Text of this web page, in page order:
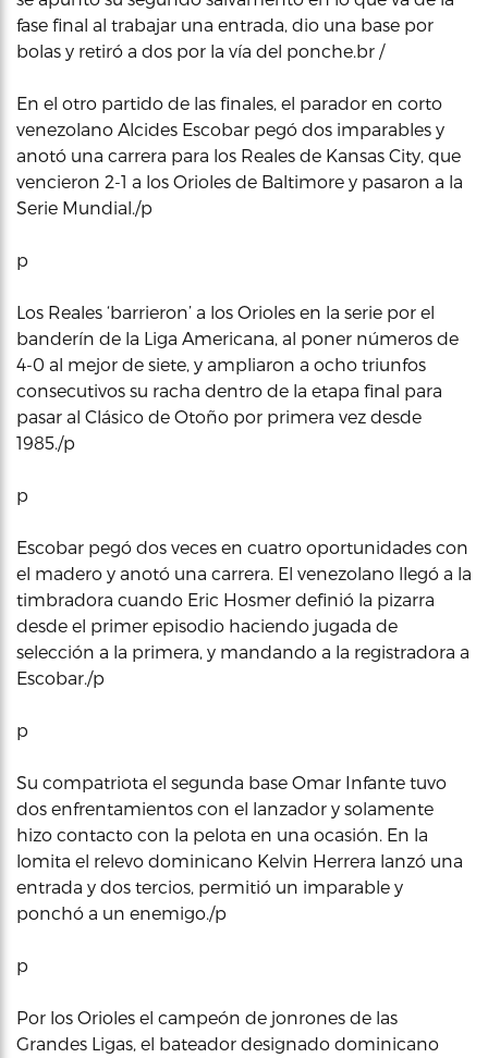
fase final al trabajar una entrada, dio una base por
bolas y retiró a dos por la vía del ponche.br /
En el otro partido de las finales, el parador en corto
venezolano Alcides Escobar pegó dos imparables y
anotó una carrera para los Reales de Kansas City, que
vencieron 2-1 a los Orioles de Baltimore y pasaron a la
Serie Mundial./p
p
Los Reales ‘barrieron’ a los Orioles en la serie por el
banderín de la Liga Americana, al poner números de
4-0 al mejor de siete, y ampliaron a ocho triunfos
consecutivos su racha dentro de la etapa final para
pasar al Clásico de Otoño por primera vez desde
1985./p
p
Escobar pegó dos veces en cuatro oportunidades con
el madero y anotó una carrera. El venezolano llegó a la
timbradora cuando Eric Hosmer definió la pizarra
desde el primer episodio haciendo jugada de
selección a la primera, y mandando a la registradora a
Escobar./p
p
Su compatriota el segunda base Omar Infante tuvo
dos enfrentamientos con el lanzador y solamente
hizo contacto con la pelota en una ocasión. En la
lomita el relevo dominicano Kelvin Herrera lanzó una
entrada y dos tercios, permitió un imparable y
ponchó a un enemigo./p
p
Por los Orioles el campeón de jonrones de las
Grandes Ligas, el bateador designado dominicano